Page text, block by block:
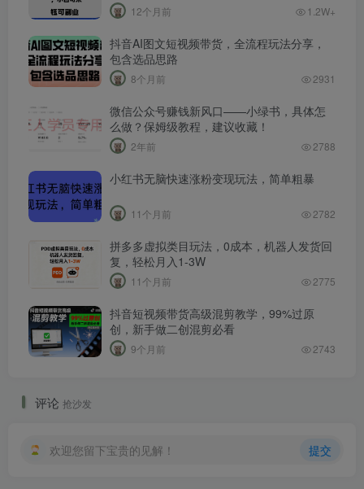
12个月前 1.2W+
抖音AI图文短视频带货，全流程玩法分享，
包含选品思路
8个月前 2931
微信公众号赚钱新风口——小绿书，具体怎
么做？保姆级教程，建议收藏！
2年前 2788
小红书无脑快速涨粉变现玩法，简单粗暴
11个月前 2782
拼多多虚拟类目玩法，0成本，机器人发货回
复，轻松月入1-3W
11个月前 2775
抖音短视频带货高级混剪教学，99%过原
创，新手做二创混剪必看
9个月前 2743
评论 抢沙发
欢迎您留下宝贵的见解！ 提交